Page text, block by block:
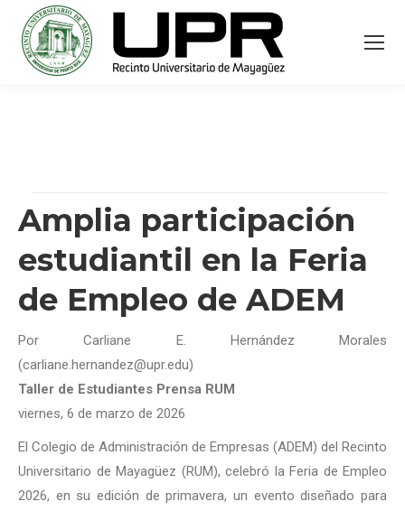
Amplia participación
estudiantil en la Feria
de Empleo de ADEM
Por Carliane E. Hernández Morales
(carliane.hernandez@upr.edu)
Taller de Estudiantes Prensa RUM
viernes, 6 de marzo de 2026
El Colegio de Administración de Empresas (ADEM) del Recinto
Universitario de Mayagüez (RUM), celebró la Feria de Empleo
2026, en su edición de primavera, un evento diseñado para